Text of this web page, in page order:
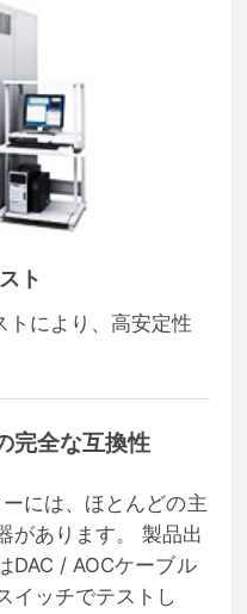
ト
トにより、高安定性
完全な互換性
には、ほとんどの主
があります。 製品出
DAC / AOCケーブル
イッチでテストし